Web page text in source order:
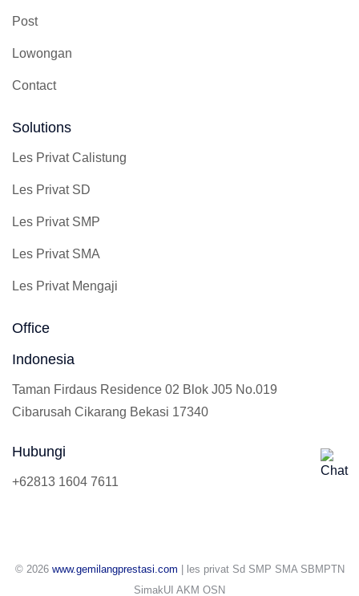
Post
Lowongan
Contact
Solutions
Les Privat Calistung
Les Privat SD
Les Privat SMP
Les Privat SMA
Les Privat Mengaji
Office
Indonesia
Taman Firdaus Residence 02 Blok J05 No.019
Cibarusah Cikarang Bekasi 17340
Hubungi
+62813 1604 7611
© 2026 www.gemilangprestasi.com | les privat Sd SMP SMA SBMPTN
SimakUI AKM OSN